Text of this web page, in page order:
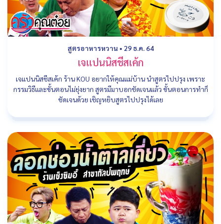
สูตรอาหารหวาน • 29 ธ.ค. 64
เจแปนนิสชีสเค้ก
เจแปนนิสชีสเค้ก ร้าน KOU อยากให้คุณแม่บ้าน นำสูตรไปปรุง เพราะ
กรรมวิธีและขั้นตอนไม่ยุ่งยาก สูตรมีมาบอกชัดเจนแล้ว ขั้นตอนการทำก็
ชัดเจนด้วย เชิญหยิบสูตรไปปรุงได้เลย